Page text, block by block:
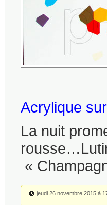
Acrylique
La nuit
«
jeudi 26 novembre 2015 à